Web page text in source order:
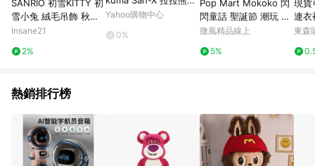
SANRIO 初雪KITTY 初
雪小兔 絨毛吊飾 秋冬
配件 毛絨絨 療癒小物
Insane21
2%
懶熊~拉拉熊絨毛娃娃-
765
Yahoo購物中心
0%
Pop Mart Mokoko 閃
閃童話 聖誕節 潮玩 掛
件 12404010056
微風精品線上
5%
現貨
連衣
m娃
東森
熱銷排行榜